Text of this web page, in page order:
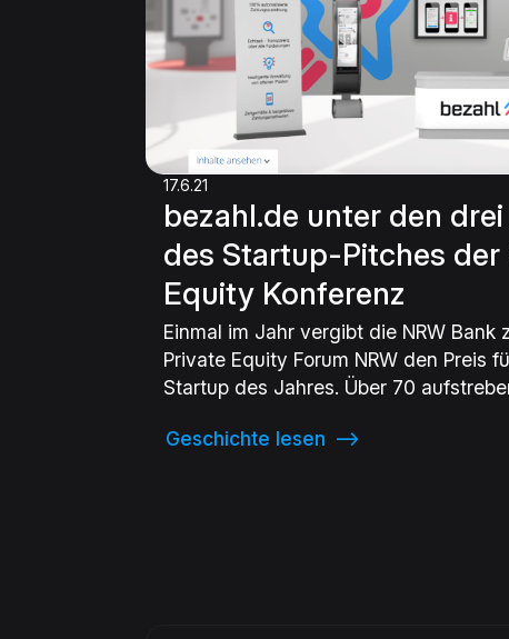
17.6.21
bezahl.de unter den
des Startup-Pitches der
Equity Konferenz
Einmal im Jahr vergibt die NRW Bank
Private Equity Forum NRW den Preis
Startup des Jahres. Über 70
Auszeichnung beworben und wurden
Geschichte lesen ⟶